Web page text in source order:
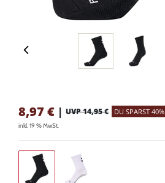
8,97 € | UVP 14,95 € DU SPARST 40%
inkl. 19 % MwSt.